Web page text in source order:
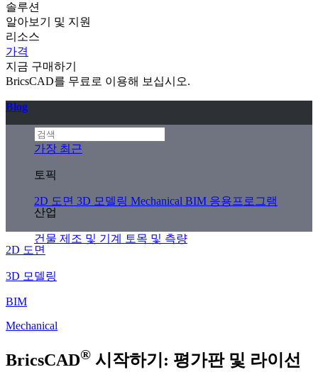
솔루션
알아보기 및 지원
리소스
가격
지금 구매하기
BricsCAD를 무료로 이용해 보십시오.
Blog
가장 최근
토픽
2D 도면 3D 모델링 Mechanical BIM 응용프로그램
산업
건물 제조 및 기계
토목 및 측량
2D 도면
3D 모델링
BIM
Mechanical
BricsCAD® 시작하기: 평가판 및 라이선